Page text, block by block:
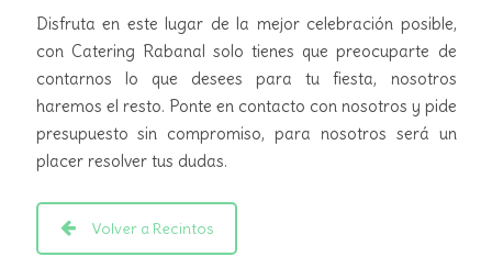
Disfruta en este lugar de la mejor celebración posible,
con Catering Rabanal solo tienes que preocuparte de
contarnos lo que desees para tu fiesta, nosotros
haremos el resto. Ponte en contacto con nosotros y pide
presupuesto sin compromiso, para nosotros será un
placer resolver tus dudas.
Volver a Recintos